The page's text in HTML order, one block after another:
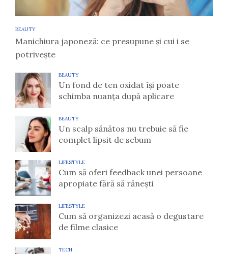
BEAUTY
Manichiura japoneză: ce presupune și cui i se
potrivește
BEAUTY
Un fond de ten oxidat își poate
schimba nuanța după aplicare
BEAUTY
Un scalp sănătos nu trebuie să fie
complet lipsit de sebum
LIFESTYLE
Cum să oferi feedback unei persoane
apropiate fără să rănești
LIFESTYLE
Cum să organizezi acasă o degustare
de filme clasice
TECH